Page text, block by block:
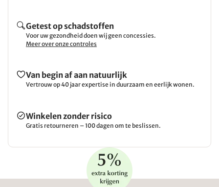
Getest op schadstoffen
Voor uw gezondheid doen wij geen concessies.
Meer over onze controles
Van begin af aan natuurlijk
Vertrouw op 40 jaar expertise in duurzaam en eerlijk wonen.
Winkelen zonder risico
Gratis retourneren – 100 dagen om te beslissen.